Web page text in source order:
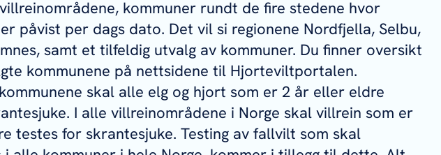
kommuner rundt de fire stedene hvor
påvist per dags dato. Det vil si regionene Nordfjella, Selbu,
samt et tilfeldig utvalg av kommuner. Du finner oversikt
kommunene på nettsidene til Hjorteviltportalen.
skal alle elg og hjort som er 2 år eller eldre
I alle villreinområdene i Norge skal villrein som er
testes for skrantesjuke. Testing av fallvilt som skal